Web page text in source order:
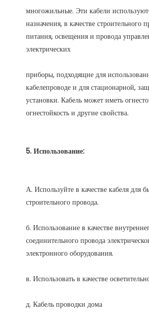
многожильные. Эти кабели
назначения, в качестве строительного
питания, освещения и провода
приборы, подходящие для
кабелепроводе и для стационарной,
установки. Кабель может иметь
А. Используйте в качестве кабеля для
б. Использование в качестве
соединительного провода